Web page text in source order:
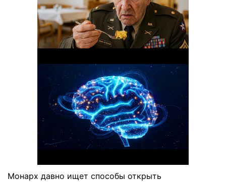
Монарх давно ищет способы открыть